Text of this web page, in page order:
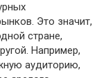
Это значит,
стране,
Например,
аудиторию,